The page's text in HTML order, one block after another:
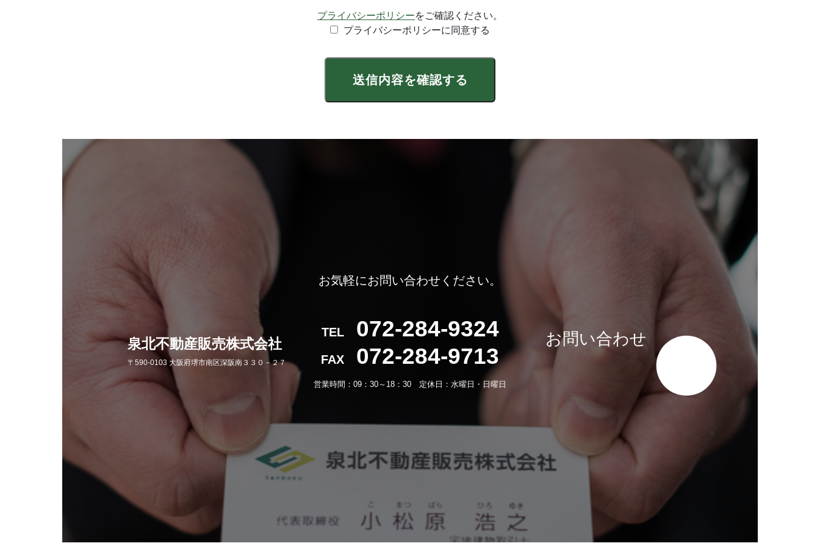
プライバシーポリシーをご確認ください。
プライバシーポリシーに同意する
お気軽にお問い合わせください。
泉北不動産販売株式会社
〒590-0103 大阪府堺市南区深阪南３３０－２７
TEL 072-284-9324
FAX 072-284-9713
営業時間：09：30～18：30 定休日：水曜日・日曜日
お問い合わせ